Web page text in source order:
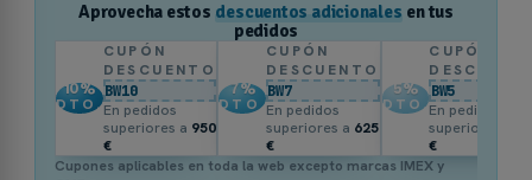
Aprovecha estos descuentos adicionales en tus
pedidos
10%
DTO.
CUPÓN
DESCUENTO
BW10
En pedidos
superiores a 950
€
7%
DTO.
CUPÓN
DESCUENTO
BW7
En pedidos
superiores a 625
€
5%
DTO.
CUPÓN
BW5
En pedidos
superiores a
€
Cupones aplicables en toda la web excepto marcas IMEX y